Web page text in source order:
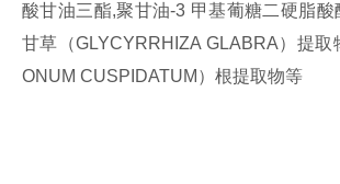
酸甘油三酯,聚甘油-3 甲基葡糖二硬脂
甘草（GLYCYRRHIZA GLABRA）提取
ONUM CUSPIDATUM）根提取物等